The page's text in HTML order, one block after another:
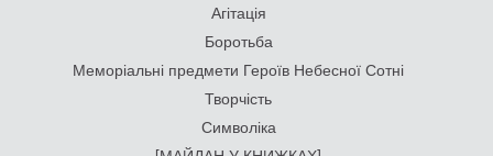
Агітація
Боротьба
Меморіальні предмети Героїв Небесної Сотні
Творчість
Символіка